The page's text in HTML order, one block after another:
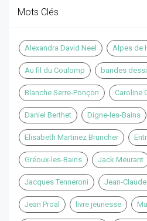
Mots Clés
Alexandra David Neel Alpes de
Au fil du Coulomp bandes
Blanche Serre-Ponçon Caroline
Daniel Berthet Digne-les-Bains
Elisabeth Martinez Bruncher
Gréoux-les-Bains Jack Meurant
Jacques Tenneroni Jean-
Jean Proal livre jeunesse